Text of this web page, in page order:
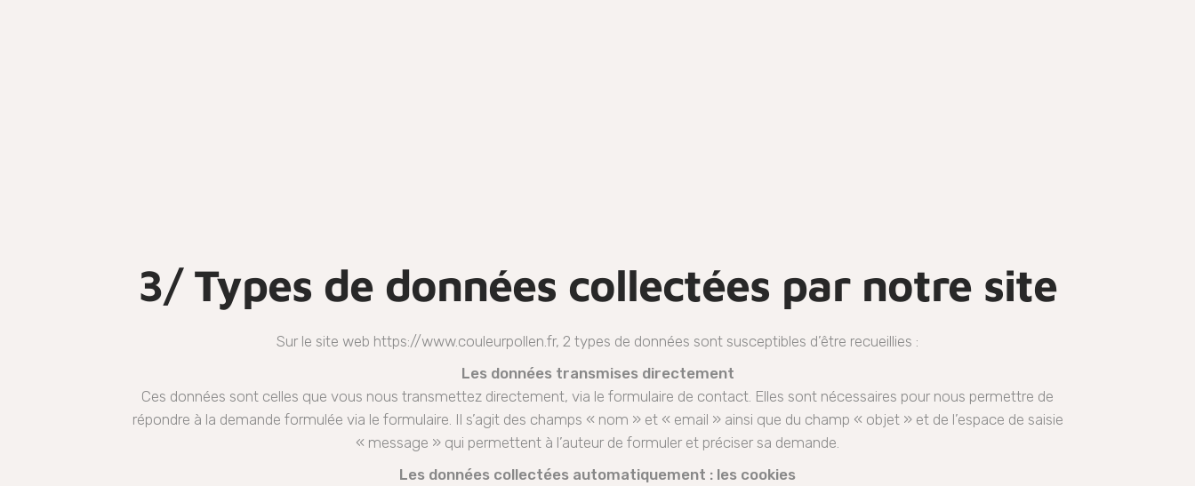
3/ Types de données collectées par notre site
Sur le site web https://www.couleurpollen.fr, 2 types de données sont susceptibles d’être recueillies :
Les données transmises directement
Ces données sont celles que vous nous transmettez directement, via le formulaire de contact. Elles sont nécessaires pour nous permettre de
répondre à la demande formulée via le formulaire. Il s’agit des champs « nom » et « email » ainsi que du champ « objet » et de l’espace de saisie
« message » qui permettent à l’auteur de formuler et préciser sa demande.
Les données collectées automatiquement : les cookies